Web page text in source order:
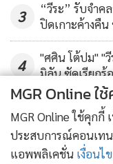
3
“วีระ” รับจำค
ปิดเกาะค้างคื
4
"ศศิน โต้ปม" "
มิลัน ซัดเรียกร้
MGR Online ใ
MGR Online ใช้คุก
ประสบการณ์คอนเท
แอพพลิเคชั่น เงื่อนไ